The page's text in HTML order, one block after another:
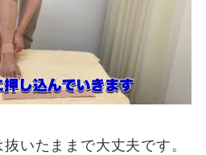
いたままで大丈夫です。